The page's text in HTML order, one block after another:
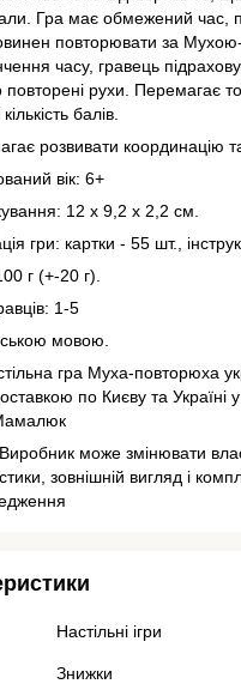
Гра має обмежений час,
повторювати за
часу, гравець
рухи. Перемагає
балів.
розвивати координацію
вік: 6+
12 х 9,2 х 2,2 см.
гри: картки - 55 шт.,
г (+-20 г).
1-5
мовою.
гра Муха-повторюха
по Києву та Україні у
може змінювати
зовнішній вигляд і
Настільні ігри
Знижки